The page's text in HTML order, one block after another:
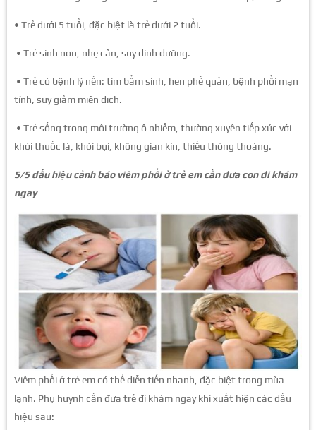
• Trẻ dưới 5 tuổi, đặc biệt là trẻ dưới 2 tuổi.
• Trẻ sinh non, nhẹ cân, suy dinh dưỡng.
• Trẻ có bệnh lý nền: tim bẩm sinh, hen phế quản, bệnh phổi mạn
tính, suy giảm miễn dịch.
• Trẻ sống trong môi trường ô nhiễm, thường xuyên tiếp xúc với
khói thuốc lá, khói bụi, không gian kín, thiếu thông thoáng.
5/5 dấu hiệu cảnh báo viêm phổi ở trẻ em cần đưa con đi khám
ngay
Viêm phổi ở trẻ em có thể diễn tiến nhanh, đặc biệt trong mùa
lạnh. Phụ huynh cần đưa trẻ đi khám ngay khi xuất hiện các dấu
hiệu sau: